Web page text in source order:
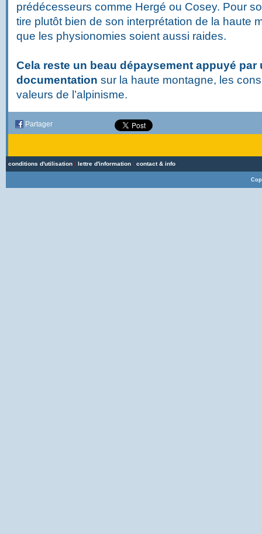
prédécesseurs comme Hergé ou Cosey. Pour
tire plutôt bien de son interprétation de la haute
que les physionomies soient aussi raides.
Cela reste un beau dépaysement appuyé par
documentation sur la haute montagne, les
valeurs de l’alpinisme.
Partager
conditions d'utilisation | lettre d'information | contact & info